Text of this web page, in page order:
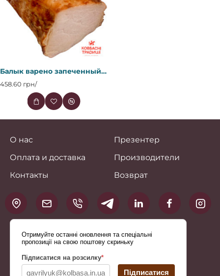
Балык варено запеченный (Фас.) в/г1 кг мд ТМ Колбасные традиции
458.60 грн/
О нас
Оплата и доставка
Контакты
Презентер
Производители
Возврат
Отримуйте останні оновлення та спеціальні
пропозиції на свою поштову скриньку
Підписатися на розсилку*
Підписатися